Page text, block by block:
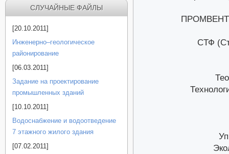
ПРОМВЕНТ
CТФ
СЛУЧАЙНЫЕ ФАЙЛЫ
[20.10.2011]
Инженерно–геологическое
районирование
[06.03.2011]
Задание на проектирование
промышленных зданий
[10.10.2011]
Водоснабжение и водоотведение
7 этажного жилого здания
[07.02.2011]